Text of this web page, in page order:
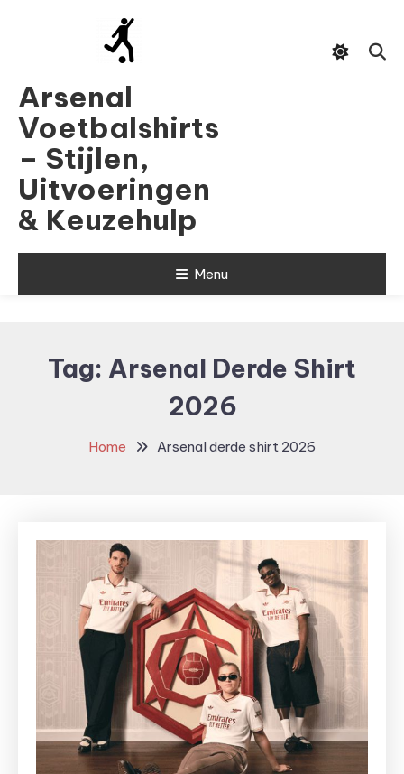
Arsenal
Voetbalshirts
– Stijlen,
Uitvoeringen
& Keuzehulp
Menu
Tag: Arsenal Derde Shirt
2026
Home Arsenal derde shirt 2026